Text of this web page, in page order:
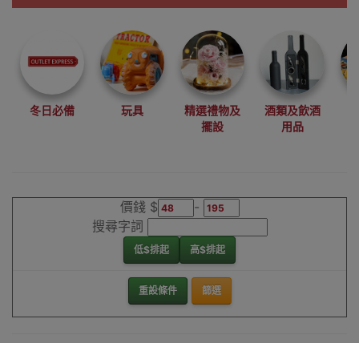
我們每月會固定
尋找最更新、最
潮、有特色而且
優惠的優質產
品，從用家的角
度為你帶來你的
最好選擇。
冬日必備 玩具
精選禮物及
擺設
酒類及飲酒
用品
價錢 $
-
搜尋字詞
低$排起 高$排起
重設條件 篩選